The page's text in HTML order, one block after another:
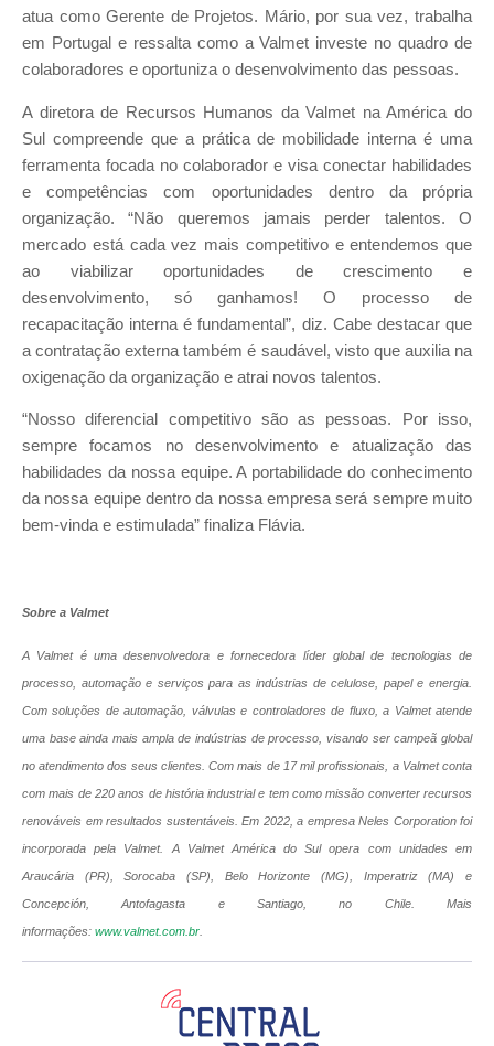
atua como Gerente de Projetos. Mário, por sua vez, trabalha
em Portugal e ressalta como a Valmet investe no quadro de
colaboradores e oportuniza o desenvolvimento das pessoas.
A diretora de Recursos Humanos da Valmet na América do
Sul compreende que a prática de mobilidade interna é uma
ferramenta focada no colaborador e visa conectar habilidades
e competências com oportunidades dentro da própria
organização. “Não queremos jamais perder talentos. O
mercado está cada vez mais competitivo e entendemos que
ao viabilizar oportunidades de crescimento e
desenvolvimento, só ganhamos! O processo de
recapacitação interna é fundamental”, diz. Cabe destacar que
a contratação externa também é saudável, visto que auxilia na
oxigenação da organização e atrai novos talentos.
“Nosso diferencial competitivo são as pessoas. Por isso,
sempre focamos no desenvolvimento e atualização das
habilidades da nossa equipe. A portabilidade do conhecimento
da nossa equipe dentro da nossa empresa será sempre muito
bem-vinda e estimulada” finaliza Flávia.
Sobre a Valmet
A Valmet é uma desenvolvedora e fornecedora líder global de tecnologias de
processo, automação e serviços para as indústrias de celulose, papel e energia.
Com soluções de automação, válvulas e controladores de fluxo, a Valmet atende
uma base ainda mais ampla de indústrias de processo, visando ser campeã global
no atendimento dos seus clientes. Com mais de 17 mil profissionais, a Valmet conta
com mais de 220 anos de história industrial e tem como missão converter recursos
renováveis em resultados sustentáveis. Em 2022, a empresa Neles Corporation foi
incorporada pela Valmet. A Valmet América do Sul opera com unidades em
Araucária (PR), Sorocaba (SP), Belo Horizonte (MG), Imperatriz (MA) e
Concepción, Antofagasta e Santiago, no Chile. Mais
informações: www.valmet.com.br